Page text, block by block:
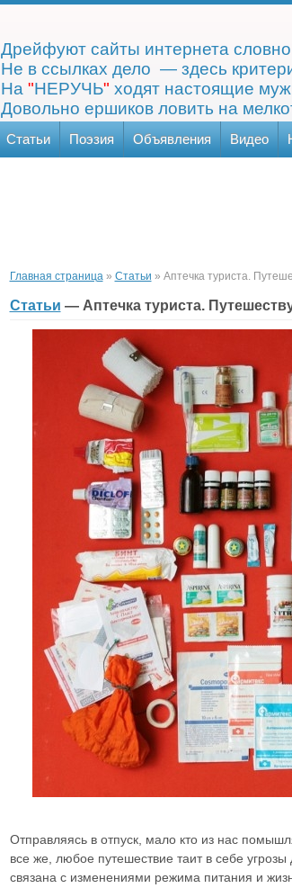
Дрейфуют сайты интернета
Не в ссылках дело — здесь
На "НЕРУЧЬ" ходят настоящие
Довольно ершиков ловить на
Статьи Поэзия Объявления Видео
Главная страница» Статьи » Аптечка туриста.
Статьи — Аптечка туриста.
Отправляясь в отпуск, мало кто из нас
все же, любое путешествие таит в себе
связана с изменениями режима питания и